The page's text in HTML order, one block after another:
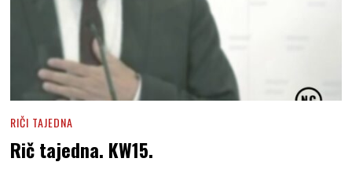
RIČI TAJEDNA
Rič tajedna. KW15.